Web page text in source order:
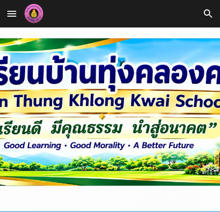
Skip to main content Skip to navigation